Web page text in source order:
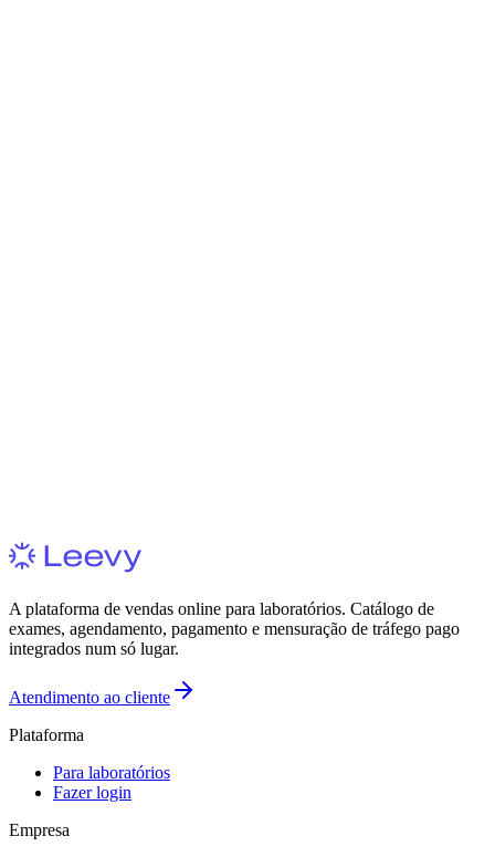
A plataforma de vendas online para laboratórios. Catálogo de
exames, agendamento, pagamento e mensuração de tráfego pago
integrados num só lugar.
Atendimento ao cliente
Plataforma
Para laboratórios
Fazer login
Empresa